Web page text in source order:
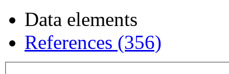
Data elements
References (356)